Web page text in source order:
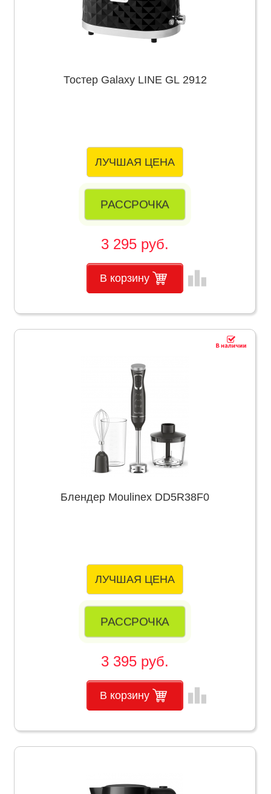
Тостер Galaxy LINE GL 2912
ЛУЧШАЯ ЦЕНА
РАССРОЧКА
3 295 руб.
В корзину leaderboard
Блендер Moulinex DD5R38F0
ЛУЧШАЯ ЦЕНА
РАССРОЧКА
3 395 руб.
В корзину leaderboard